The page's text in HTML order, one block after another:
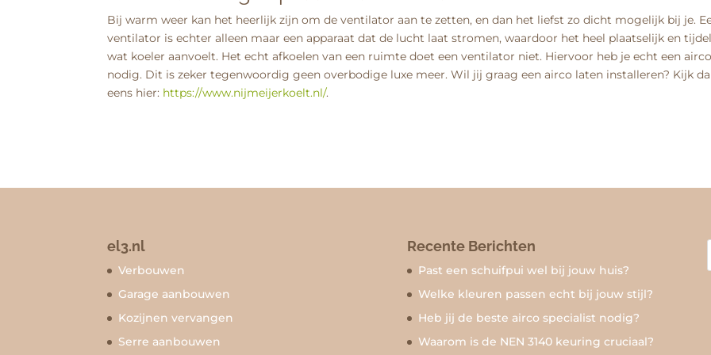
Bij warm weer kan het heerlijk zijn om de ventilator aan te zetten, en dan het liefst zo dicht mogelijk bij je.
ventilator is echter alleen maar een apparaat dat de lucht laat stromen, waardoor het heel plaatselijk en
wat koeler aanvoelt. Het echt afkoelen van een ruimte doet een ventilator niet. Hiervoor heb je echt een airco
nodig. Dit is zeker tegenwoordig geen overbodige luxe meer. Wil jij graag een airco laten installeren? Kijk
eens hier: https://www.nijmeijerkoelt.nl/.
el3.nl
Verbouwen
Garage aanbouwen
Kozijnen vervangen
Serre aanbouwen
Recente Berichten
Past een schuifpui wel bij jouw huis?
Welke kleuren passen echt bij jouw stijl?
Heb jij de beste airco specialist nodig?
Waarom is de NEN 3140 keuring cruciaal?